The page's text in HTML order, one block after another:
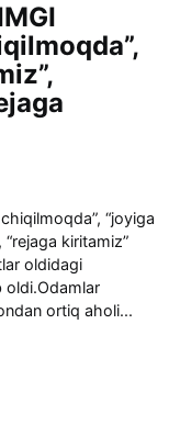
“joyiga
kiritamiz”
oldidagi
oldi.Odamlar
ortiq aholi...